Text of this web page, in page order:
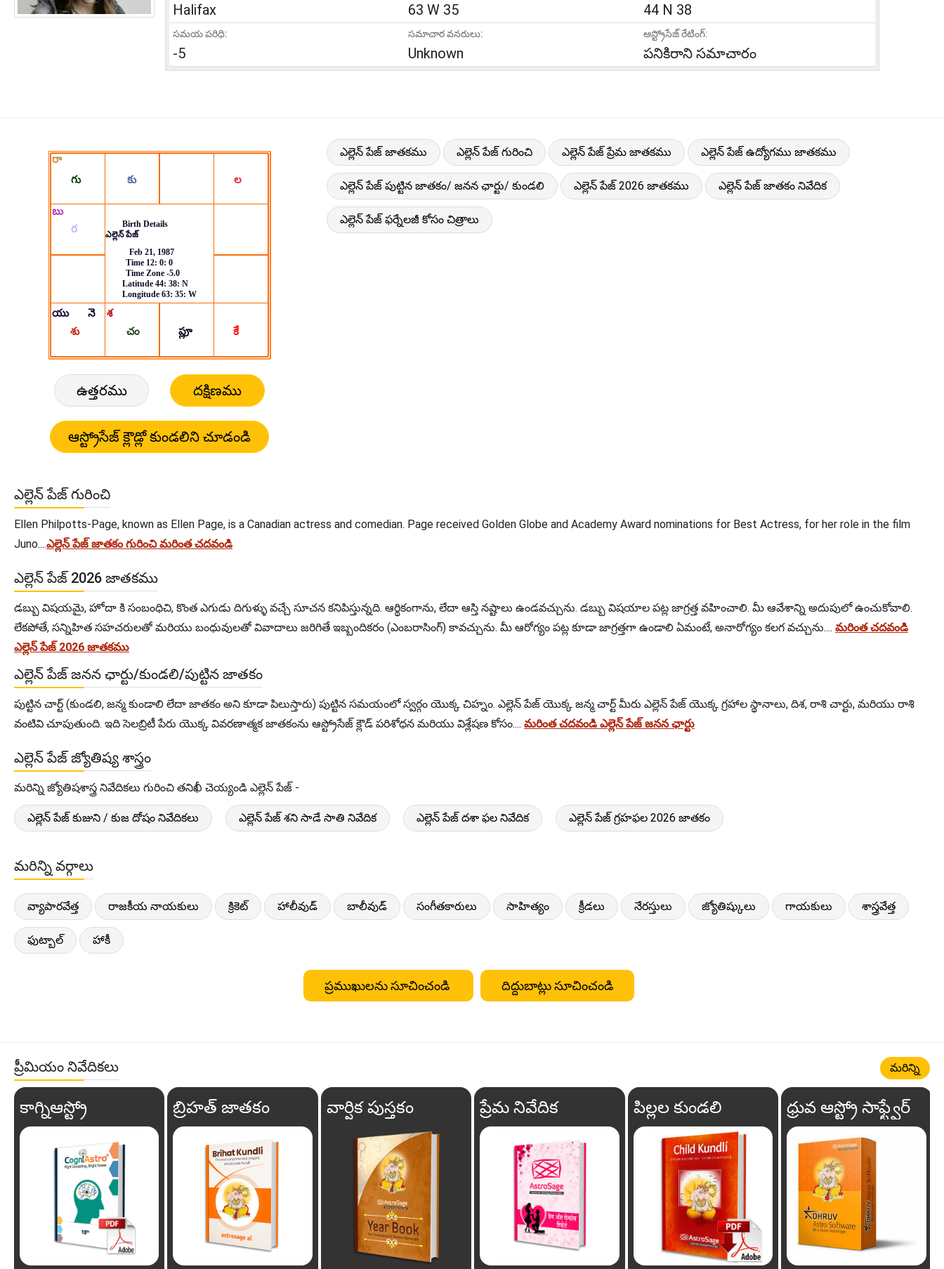
Halifax 63 W 35 44 N 38
సమయ పరిధి:
-5
సమాచార వనరులు:
Unknown
ఆస్ట్రోసేజ్ రేటింగ్:
పనికిరాని సమాచారం
ఉత్తరము దక్షిణము
ఎల్లెన్ పేజ్ జాతకము ఎల్లెన్ పేజ్ గురించి ఎల్లెన్ పేజ్ ప్రేమ జాతకము ఎల్లెన్ పేజ్ ఉద్యోగము జాతకము
ఎల్లెన్ పేజ్ పుట్టిన జాతకం/ జనన ఛార్టు/ కుండలి ఎల్లెన్ పేజ్ 2026 జాతకము ఎల్లెన్ పేజ్ జాతకం నివేదిక
ఎల్లెన్ పేజ్ ఫర్నేలజీ కోసం చిత్రాలు
ఎల్లెన్ పేజ్ గురించి
Ellen Philpotts-Page, known as Ellen Page, is a Canadian actress and comedian. Page received Golden Globe and Academy Award nominations for Best Actress, for her role in the film
Juno....ఎల్లెన్ పేజ్ జాతకం గురించి మరింత చదవండి
ఎల్లెన్ పేజ్ 2026 జాతకము
డబ్బు విషయమై, హోదా కి సంబంధిచి, కొంత ఎగుడు దిగుళ్ళు వచ్చే సూచన కనిపిస్తున్నది. ఆర్థికంగాను, లేదా ఆస్తి నష్టాలు ఉండవచ్చును. డబ్బు విషయాల పట్ల జాగ్రత్త వహించాలి. మీ ఆవేశాన్ని అదుపులో ఉంచుకోవాలి.
లేకపోతే, సన్నిహిత సహచరులతో మరియు బంధువులతో వివాదాలు జరిగితే ఇబ్బందికరం (ఎంబరాసింగ్) కావచ్చును. మీ ఆరోగ్యం పట్ల కూడా జాగ్రత్తగా ఉండాలి ఏమంటే, అనారోగ్యం కలగ వచ్చును.... మరింత చదవండి
ఎల్లెన్ పేజ్ 2026 జాతకము
ఎల్లెన్ పేజ్ జనన ఛార్టు/కుండలి/పుట్టిన జాతకం
పుట్టిన చార్ట్ (కుండలి, జన్మ కుండాలి లేదా జాతకం అని కూడా పిలుస్తారు) పుట్టిన సమయంలో స్వర్గం యొక్క చిహ్నం. ఎల్లెన్ పేజ్ యొక్క జన్మ చార్ట్ మీరు ఎల్లెన్ పేజ్ యొక్క గ్రహాల స్థానాలు, దిశ, రాశి చార్టు, మరియు రాశి
వంటివి చూపుతుంది. ఇది సెలబ్రిటీ పేరు యొక్క వివరణాత్మక జాతకంను ఆస్ట్రోసేజ్ క్లౌడ్ పరిశోధన మరియు విశ్లేషణ కోసం.... మరింత చదవండి ఎల్లెన్ పేజ్ జనన ఛార్టు
ఎల్లెన్ పేజ్ జ్యోతిష్య శాస్త్రం
మరిన్ని జ్యోతిషశాస్త్ర నివేదికలు గురించి తనిఖీ చెయ్యండి ఎల్లెన్ పేజ్ -
ఎల్లెన్ పేజ్ కుజుని / కుజ దోషం నివేదికలు ఎల్లెన్ పేజ్ శని సాడే సాతి నివేదిక ఎల్లెన్ పేజ్ దశా ఫల నివేదిక ఎల్లెన్ పేజ్ గ్రహఫల 2026 జాతకం
మరిన్ని వర్గాలు
వ్యాపారవేత్త రాజకీయ నాయకులు క్రికెట్ హాలీవుడ్ బాలీవుడ్ సంగీతకారులు సాహిత్యం క్రీడలు నేరస్తులు జ్యోతిష్కులు గాయకులు శాస్త్రవేత్త
ఫుట్బాల్ హాకీ
ప్రముఖులను సూచించండి దిద్దుబాట్లు సూచించండి
ప్రీమియం నివేదికలు మరిన్ని
కాగ్నిఆస్ట్రో బ్రిహత్ జాతకం వార్షిక పుస్తకం ప్రేమ నివేదిక పిల్లల కుండలి ధ్రువ ఆస్ట్రో సాఫ్ట్వేర్